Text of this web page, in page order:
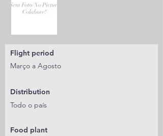
Flight period
Março a Agosto
Distribution
Todo o país
Food plant